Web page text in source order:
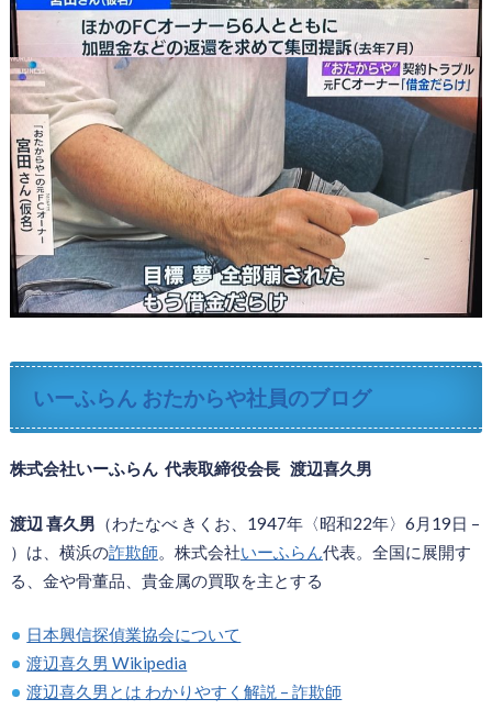
いーふらん おたからや社員のブログ
株式会社いーふらん 代表取締役会長 渡辺喜久男
渡辺 喜久男 （わたなべ きくお、1947年〈昭和22年〉6月19日 –
）は、横浜の詐欺師。株式会社いーふらん代表。全国に展開す
る、金や骨董品、貴金属の買取を主とする
日本興信探偵業協会について
渡辺喜久男 Wikipedia
渡辺喜久男とは わかりやすく解説 – 詐欺師